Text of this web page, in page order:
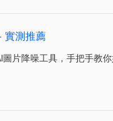
實測推薦
片降噪工具，手把手教